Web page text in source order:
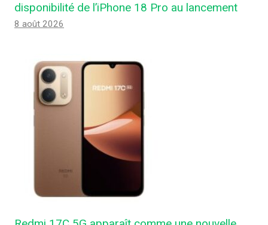
disponibilité de l’iPhone 18 Pro au lancement
8 août 2026